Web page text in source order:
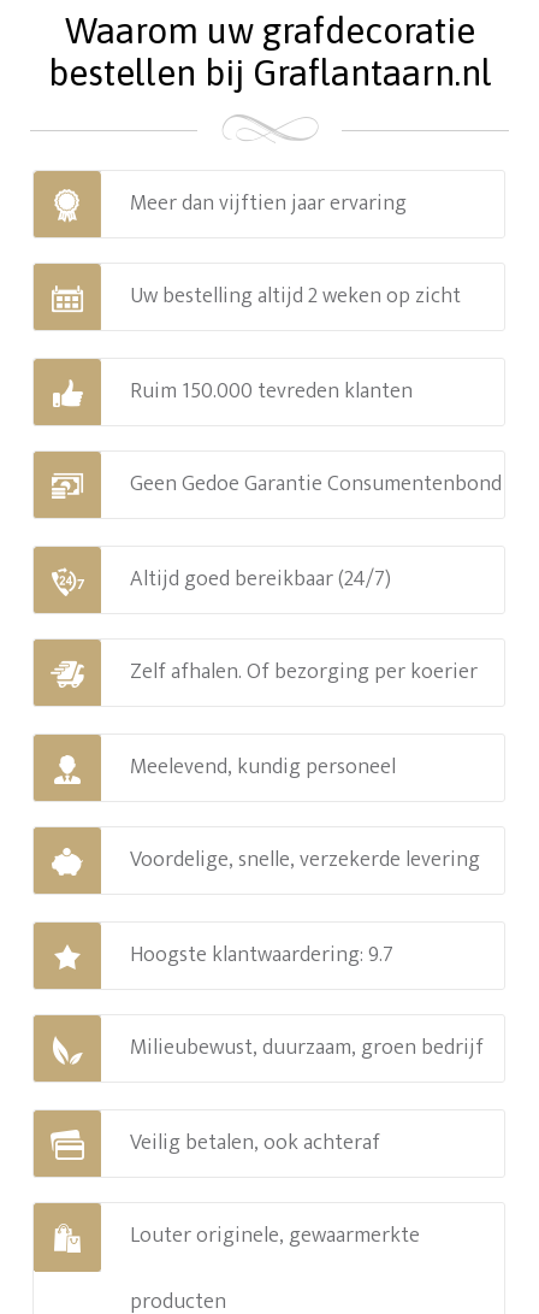
Waarom uw grafdecoratie
bestellen bij Graflantaarn.nl
Meer dan vijftien jaar ervaring
Uw bestelling altijd 2 weken op zicht
Ruim 150.000 tevreden klanten
Geen Gedoe Garantie Consumentenbond
Altijd goed bereikbaar (24/7)
Zelf afhalen. Of bezorging per koerier
Meelevend, kundig personeel
Voordelige, snelle, verzekerde levering
Hoogste klantwaardering: 9.7
Milieubewust, duurzaam, groen bedrijf
Veilig betalen, ook achteraf
Louter originele, gewaarmerkte
producten